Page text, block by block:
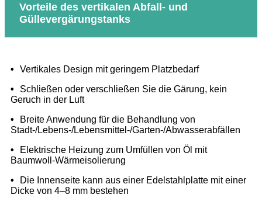
Vorteile des vertikalen Abfall- und
Güllevergärungstanks
•
Vertikales Design mit geringem Platzbedarf
•
Schließen oder verschließen Sie die Gärung, kein
Geruch in der Luft
•
Breite Anwendung für die Behandlung von
Stadt-/Lebens-/Lebensmittel-/Garten-/Abwasserabfällen
•
Elektrische Heizung zum Umfüllen von Öl mit
Baumwoll-Wärmeisolierung
•
Die Innenseite kann aus einer Edelstahlplatte mit einer
Dicke von 4–8 mm bestehen